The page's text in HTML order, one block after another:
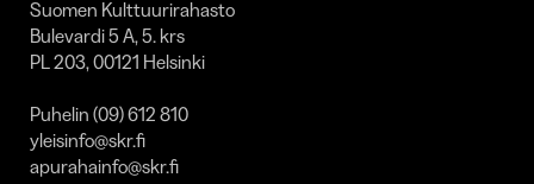
Suomen Kulttuurirahasto
Bulevardi 5 A, 5. krs
PL 203, 00121 Helsinki
Puhelin (09) 612 810
yleisinfo@skr.fi
apurahainfo@skr.fi